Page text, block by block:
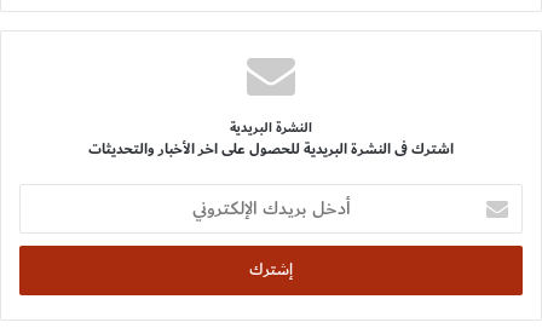
النشرة البريدية
اشترك فى النشرة البريدية للحصول على اخر الأخبار والتحديثات
أدخل
بريدك
الإلكتروني